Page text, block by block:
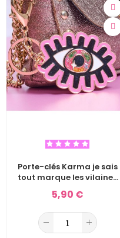
Porte-clés Karma je sais
tout marque les vilaines
filles
5,90 €